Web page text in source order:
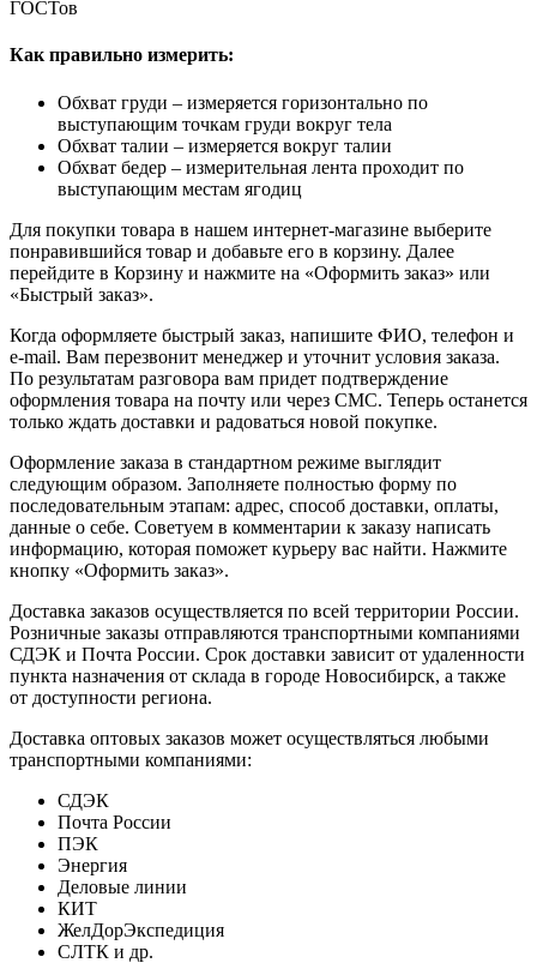
ГОСТов
Как правильно измерить:
Обхват груди – измеряется горизонтально по
выступающим точкам груди вокруг тела
Обхват талии – измеряется вокруг талии
Обхват бедер – измерительная лента проходит по
выступающим местам ягодиц
Для покупки товара в нашем интернет-магазине выберите
понравившийся товар и добавьте его в корзину. Далее
перейдите в Корзину и нажмите на «Оформить заказ» или
«Быстрый заказ».
Когда оформляете быстрый заказ, напишите ФИО, телефон и
e-mail. Вам перезвонит менеджер и уточнит условия заказа.
По результатам разговора вам придет подтверждение
оформления товара на почту или через СМС. Теперь останется
только ждать доставки и радоваться новой покупке.
Оформление заказа в стандартном режиме выглядит
следующим образом. Заполняете полностью форму по
последовательным этапам: адрес, способ доставки, оплаты,
данные о себе. Советуем в комментарии к заказу написать
информацию, которая поможет курьеру вас найти. Нажмите
кнопку «Оформить заказ».
Доставка заказов осуществляется по всей территории России.
Розничные заказы отправляются транспортными компаниями
СДЭК и Почта России. Срок доставки зависит от удаленности
пункта назначения от склада в городе Новосибирск, а также
от доступности региона.
Доставка оптовых заказов может осуществляться любыми
транспортными компаниями:
СДЭК
Почта России
ПЭК
Энергия
Деловые линии
КИТ
ЖелДорЭкспедиция
СЛТК и др.